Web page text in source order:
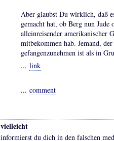
Aber glaubst Du wirklich, daß
gemacht hat, ob Berg nun
alleinreisender amerikanischer
mitbekommen hab. Jemand,
gefangenzunehmen ist als in
... link
... comment
vielleicht
informierst du dich in den falschen